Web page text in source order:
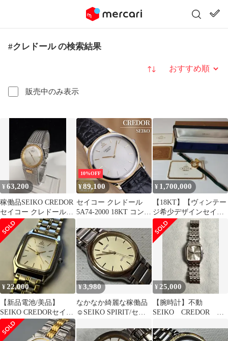
#クレドール の検索結果
販売中のみ表示
並び替え
¥63,200
稼働品SEIKO CREDOR
セイコー クレドール
18KTベゼル レディー
ス
10%OFF
¥89,100
セイコー クレドール
5A74-2000 18KT コンビ
テージ 33mm 1997年製
電池交換済 【６ヶ月保
証】 CH492
¥ 1,700,000
【18KT】【ヴィンテー
ジ希少デザインセイコ
ークレドール】ガハハ
本舗お宝宝石市
¥22,000
【新品電池/美品】
SEIKO CREDORセイコ
ークレドール 1987年製
¥3,980
なかなか綺麗な稼働品
☺︎SEIKO SPIRIT/セイ
ウォッチ
¥ 25,000
【腕時計】不動
SEIKO CREDOR ク
クオーツ セイコー